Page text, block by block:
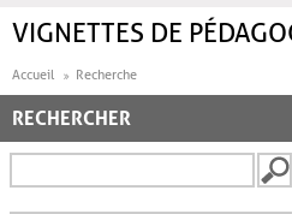
VIGNETTES DE
Accueil Recherche
RECHERCHER